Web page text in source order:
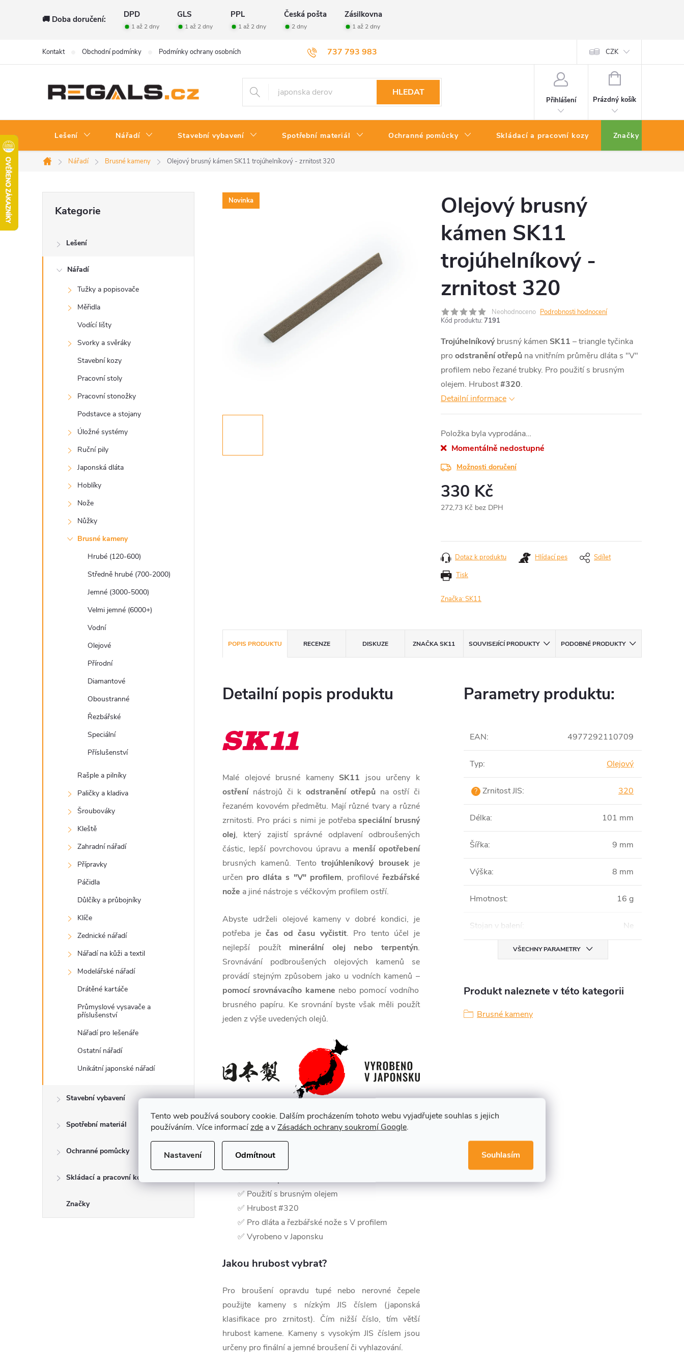
Tento web používá soubory cookie. Dalším procházením tohoto webu vyjadřujete souhlas s jejich
používáním. Více informacízde a vZásadách ochrany soukromí Google.
Nastavení Odmítnout Souhlasím
🚚 Doba doručení: DPD GLS PPL Česká pošta Zásilkovna
1 až 2 dny 1 až 2 dny 1 až 2 dny 2 dny 1 až 2 dny
737 793 983
Kontakt Obchodní podmínky Podmínky ochrany osobních údajů Velkoobchod Vrácení zboží CZK
HLEDAT
Přihlášení
NÁKUPNÍ
Prázdný košík
Lešení Nářadí Stavební vybavení Spotřební materiál Ochranné pomůcky Skládací a pracovní kozy Značky
Domů
Nářadí Brusné kameny Olejový brusný kámen SK11 trojúhelníkový - zrnitost 320
s
kategorie
Kategorie
Lešení
Nářadí
Tužky a popisovače
Měřidla
Vodící lišty
Svorky a svěráky
Stavební kozy
Pracovní stoly
Pracovní stonožky
Podstavce a stojany
Úložné systémy
Ruční pily
Japonská dláta
Hoblíky
Nože
Nůžky
Brusné kameny
Hrubé (120-600)
Středně hrubé (700-2000)
Jemné (3000-5000)
Velmi jemné (6000+)
Vodní
Olejové
Přírodní
Diamantové
Oboustranné
Řezbářské
Speciální
Příslušenství
Rašple a pilníky
Paličky a kladiva
Šroubováky
Kleště
Zahradní nářadí
Přípravky
Páčidla
Důlčíky a průbojníky
Klíče
Zednické nářadí
Nářadí na kůži a textil
Modelářské nářadí
Drátěné kartáče
Průmyslové vysavače a
příslušenství
Nářadí pro lešenáře
Ostatní nářadí
Unikátní japonské nářadí
Stavební vybavení
Spotřební materiál
Ochranné pomůcky
Skládací a pracovní kozy
Značky
Novinka
Olejový brusný
kámen SK11
trojúhelníkový -
zrnitost 320
Neohodnoceno Podrobnosti hodnocení
Kód produktu: 7191
Trojúhelníkovýbrusný kámen SK11 –⁠triangle tyčinka
pro odstranění otřepů na vnitřním průměru dláta s "V"
profilem nebo řezané trubky. Pro použití s brusným
olejem. Hrubost#320.
Detailní informace
Položka byla vyprodána…
Momentálně nedostupné
Možnosti doručení
330 Kč
272,73 Kč bez DPH
Tisk
Dotaz k produktu Hlídací pes Sdílet
Značka:SK11
POPIS PRODUKTU RECENZE DISKUZE ZNAČKASK11 SOUVISEJÍCÍ PRODUKTY PODOBNÉ PRODUKTY
Detailní popis produktu
Malé olejové brusné kameny SK11 jsou určeny k
ostřenínástrojů či k odstranění otřepůna ostří či
řezaném kovovém předmětu. Mají různé tvary a různé
zrnitosti. Pro práci s nimi je potřebaspeciální brusný
olej, který zajistí správné odplavení odbroušených
částic, lepší povrchovou úpravu a menší opotřebení
brusných kamenů. Tentotrojúhleníkový brousekje
určen pro dláta s "V" profilem, profilové řezbářské
nože a jiné nástroje s véčkovým profilem ostří.
Abyste udrželi olejové kameny v dobré kondici, je
potřeba ječas od času vyčistit. Pro tento účel je
nejlepší použít minerální olej nebo terpentýn.
Srovnávání podbroušených olejových kamenů se
provádí stejným způsobem jako u vodních kamenů –
pomocí srovnávacího kamene nebo pomocí vodního
brusného papíru. Ke srovnání byste však měli použít
jeden z výše uvedených olejů.
Vlastnosti brusného kamene SK11
✅ Olejový brusný kámen
✅ Z kvalitního abrazivního materiálu
✅ Jemná a pevná struktura
✅ Použití s brusným olejem
✅ Hrubost #320
✅ Pro dláta a řezbářské nože s V profilem
✅ Vyrobeno v Japonsku
Jakou hrubost vybrat?
Pro broušení opravdu tupé nebo nerovné čepele
použijte kameny s nízkým JIS číslem (japonská
klasifikace pro zrnitost). Čím nižší číslo, tím větší
hrubost kamene. Kameny s vysokým JIS číslem jsou
určeny pro finální a jemné broušení či vyhlazování.
Parametry produktu:
EAN: 4977292110709
Typ: Olejový
? Zrnitost JIS: 320
Délka: 101 mm
Šířka: 9 mm
Výška: 8 mm
Hmotnost: 16 g
Stojan v balení: Ne
VŠECHNY PARAMETRY
Produkt naleznete v této kategorii
Brusné kameny